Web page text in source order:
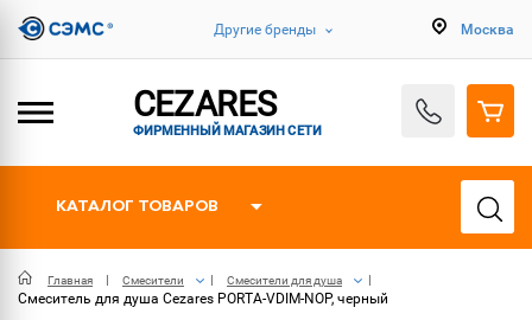
Другие бренды Москва
CEZARES
ФИРМЕННЫЙ МАГАЗИН СЕТИ
КАТАЛОГ ТОВАРОВ
Главная Смесители Смесители для душа
Смеситель для душа Cezares PORTA-VDIM-NOP, черный